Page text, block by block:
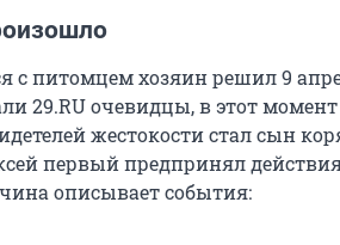
с питомцем хозяин решил 9
29.RU очевидцы, в этот
жестокости стал сын
первый предпринял
описывает события: